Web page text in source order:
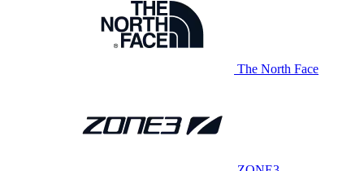
The North Face